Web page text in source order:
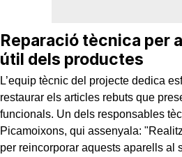
Reparació tècnica per
útil dels productes
L’equip tècnic del projecte dedica
restaurar els articles rebuts que
funcionals. Un dels responsables
Picamoixons, qui assenyala:
per reincorporar aquests aparells al